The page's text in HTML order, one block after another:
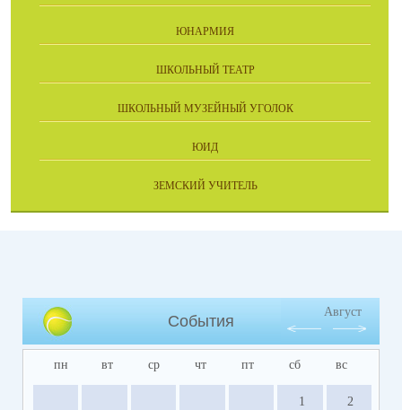
ЮНАРМИЯ
ШКОЛЬНЫЙ ТЕАТР
ШКОЛЬНЫЙ МУЗЕЙНЫЙ УГОЛОК
ЮИД
ЗЕМСКИЙ УЧИТЕЛЬ
События
Август
пн вт ср чт пт сб вс
1 2